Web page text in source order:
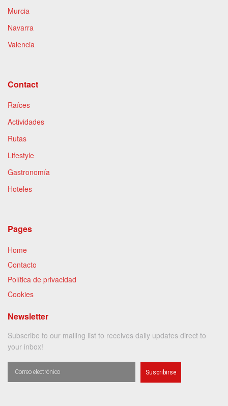
Murcia
Navarra
Valencia
Contact
Raíces
Actividades
Rutas
Lifestyle
Gastronomía
Hoteles
Pages
Home
Contacto
Política de privacidad
Cookies
Newsletter
Subscribe to our mailing list to receives daily updates direct to
your inbox!
Suscribirse